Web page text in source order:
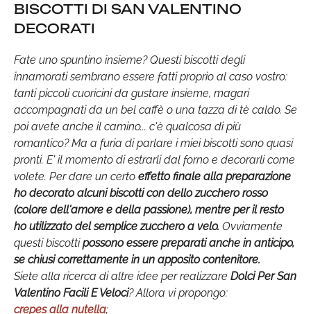
BISCOTTI DI SAN VALENTINO
DECORATI
Fate uno spuntino insieme? Questi biscotti degli
innamorati sembrano essere fatti proprio al caso vostro:
tanti piccoli cuoricini da gustare insieme, magari
accompagnati da un bel caffè o una tazza di tè caldo. Se
poi avete anche il camino... c'è qualcosa di più
romantico? Ma a furia di parlare i miei biscotti sono quasi
pronti. E' il momento di estrarli dal forno e decorarli come
volete. Per dare un certo effetto finale alla preparazione
ho decorato alcuni biscotti con dello zucchero rosso
(colore dell'amore e della passione), mentre per il resto
ho utilizzato del semplice zucchero a velo. Ovviamente
questi biscottipossono essere preparati anche in anticipo,
se chiusi correttamente in un apposito contenitore.
Siete alla ricerca di altre idee per realizzare Dolci Per San
Valentino Facili E Veloci? Allora vi propongo:
crepes alla nutella;